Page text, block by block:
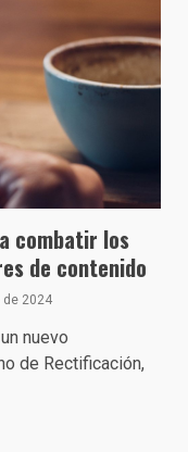
combatir los
de contenido
de 2024
nuevo
de Rectificación,